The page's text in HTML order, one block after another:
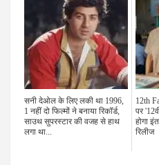
सनी देओल के लिए लकी था 1996,
1 नहीं दो फिल्मों ने बनाया रिकॉर्ड,
साउथ सुपरस्टार की वजह से हाथ
लगा था...
12th
पर
होगा
रिलीज